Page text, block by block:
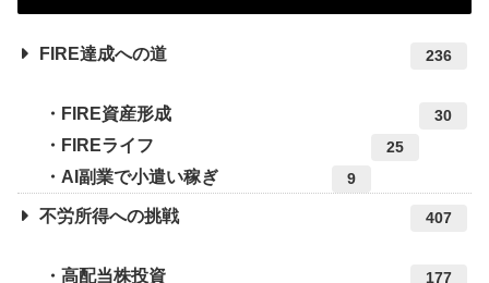
FIRE達成への道 236
FIRE資産形成 30
FIREライフ 25
AI副業で小遣い稼ぎ 9
不労所得への挑戦 407
高配当株投資 177